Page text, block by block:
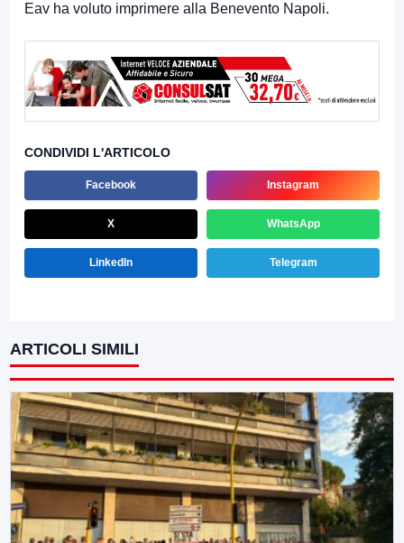
Eav ha voluto imprimere alla Benevento Napoli.
CONDIVIDI L'ARTICOLO
Facebook Instagram
X WhatsApp
LinkedIn Telegram
ARTICOLI SIMILI